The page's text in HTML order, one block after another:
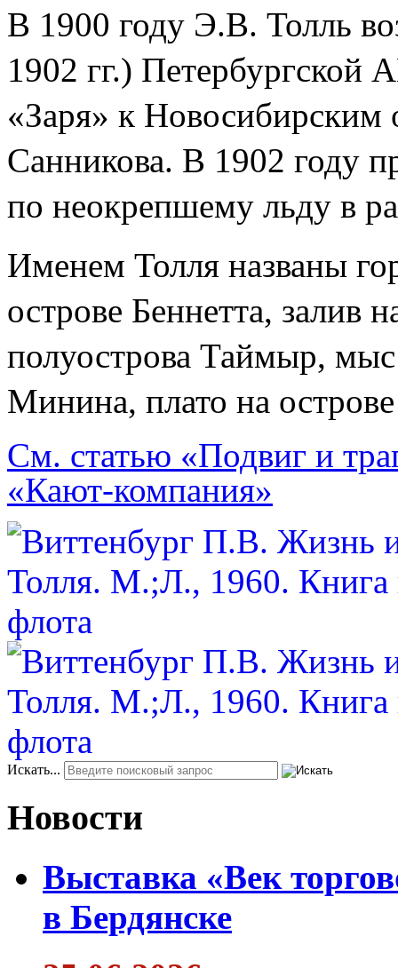
В 1900 году Э.В. Толль
1902 гг.)
«Заря» к Новосибирским
Санникова. В 1902 году
по неокрепшему льду в
Именем Толля названы
острове Беннетта, залив
полуострова Таймыр,
Минина, плато на
См. статью «Подвиг и
«Кают-компания»
Искать...
Новости
Выставка «Век
в Бердянске